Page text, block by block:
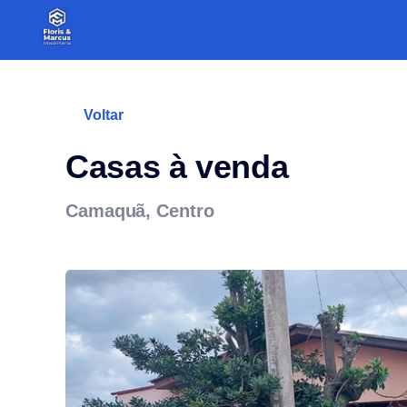
Voltar
Casas à venda
Camaquã, Centro